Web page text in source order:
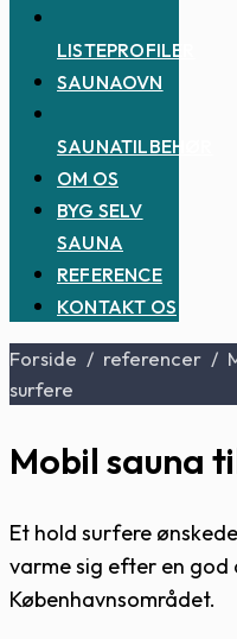
LISTEPROFILER
SAUNAOVN
SAUNATILBEHØR
OM OS
BYG SELV
SAUNA
REFERENCE
KONTAKT OS
Forside / referencer /
surfere
Mobil sauna
Et hold surfere
varme sig efter en god
Københavnsområdet.